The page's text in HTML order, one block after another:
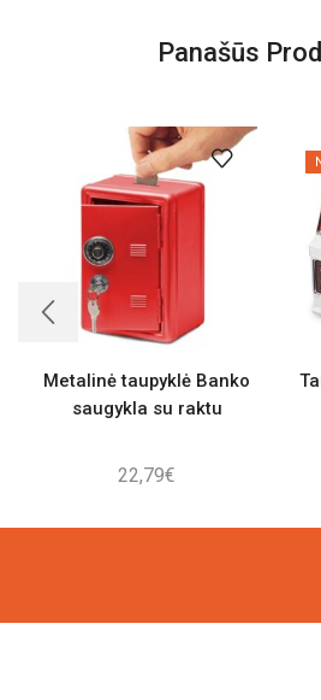
Panašūs
Metalinė taupyklė Banko
saugykla su raktu
22,79€